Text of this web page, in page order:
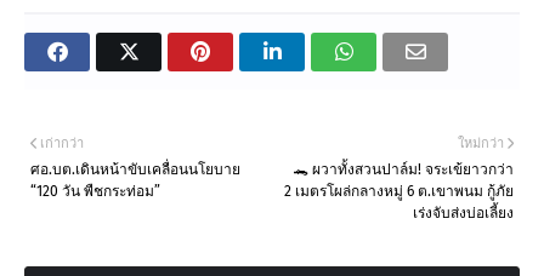
ใหม่กว่า
🐊 ผวาทั้งสวนปาล์ม! จระเข้ยาวกว่า
2 เมตรโผล่กลางหมู่ 6 ต.เขาพนม กู้ภัย
เร่งจับส่งบ่อเลี้ยง
เก่ากว่า
ศอ.บต.เดินหน้าขับเคลื่อนนโยบาย
“120 วัน พืชกระท่อม”